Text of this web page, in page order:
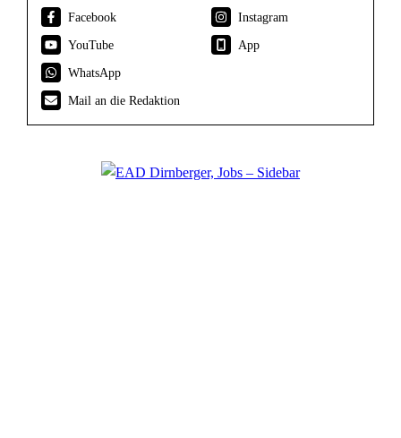
Facebook
Instagram
YouTube
App
WhatsApp
Mail an die Redaktion